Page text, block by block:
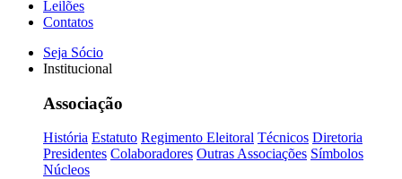
Leilões
Contatos
Seja Sócio
Institucional
Associação
História Estatuto Regimento Eleitoral Técnicos Diretoria
Presidentes Colaboradores Outras Associações Símbolos
Núcleos